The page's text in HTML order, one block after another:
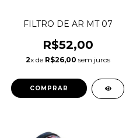
FILTRO DE AR MT 07
R$52,00
2x de R$26,00 sem juros